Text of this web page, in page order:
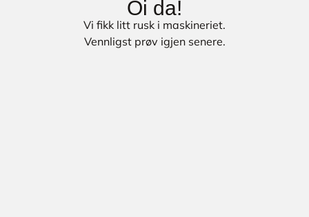
Oi da!
Vi fikk litt rusk i maskineriet.
Vennligst prøv igjen senere.